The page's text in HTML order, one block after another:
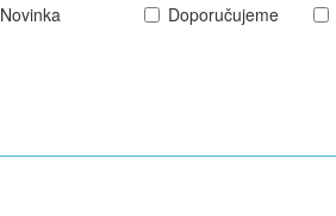
Novinka Doporučujeme